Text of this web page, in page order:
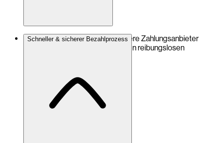
Visa, Mastercard, Twint und weitere Zahlungsanbieter
unkompliziert einbinden – für einen reibungslosen
Schneller & sicherer Bezahlprozess